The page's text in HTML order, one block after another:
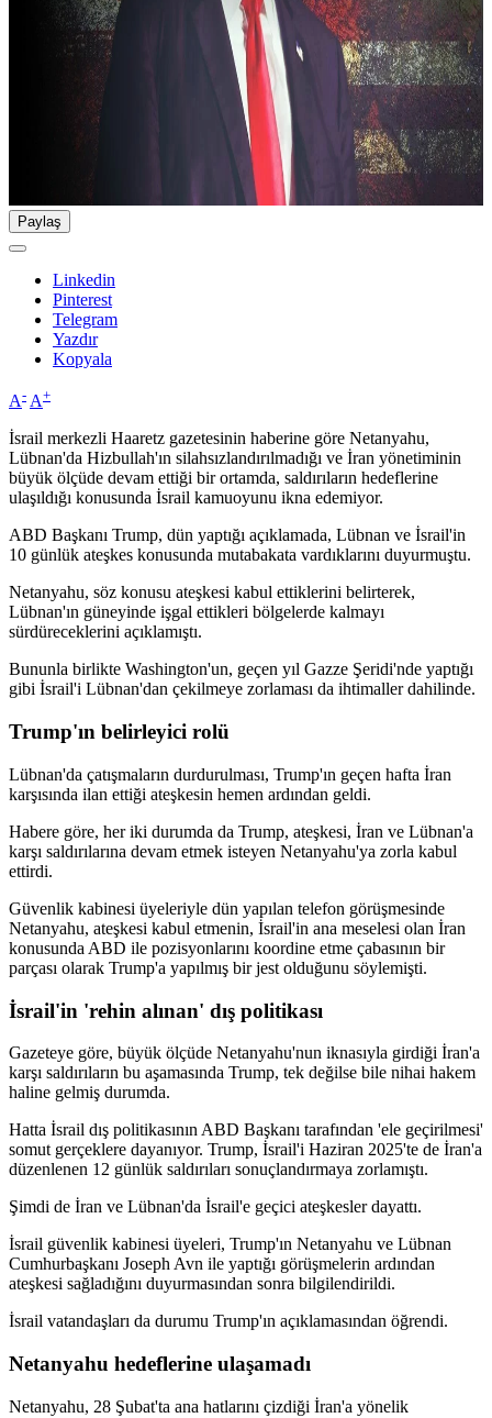
Paylaş
Linkedin
Pinterest
Telegram
Yazdır
Kopyala
A- A+
İsrail merkezli Haaretz gazetesinin haberine göre Netanyahu,
Lübnan'da Hizbullah'ın silahsızlandırılmadığı ve İran yönetiminin
büyük ölçüde devam ettiği bir ortamda, saldırıların hedeflerine
ulaşıldığı konusunda İsrail kamuoyunu ikna edemiyor.
ABD Başkanı Trump, dün yaptığı açıklamada, Lübnan ve İsrail'in
10 günlük ateşkes konusunda mutabakata vardıklarını duyurmuştu.
Netanyahu, söz konusu ateşkesi kabul ettiklerini belirterek,
Lübnan'ın güneyinde işgal ettikleri bölgelerde kalmayı
sürdüreceklerini açıklamıştı.
Bununla birlikte Washington'un, geçen yıl Gazze Şeridi'nde yaptığı
gibi İsrail'i Lübnan'dan çekilmeye zorlaması da ihtimaller dahilinde.
Trump'ın belirleyici rolü
Lübnan'da çatışmaların durdurulması, Trump'ın geçen hafta İran
karşısında ilan ettiği ateşkesin hemen ardından geldi.
Habere göre, her iki durumda da Trump, ateşkesi, İran ve Lübnan'a
karşı saldırılarına devam etmek isteyen Netanyahu'ya zorla kabul
ettirdi.
Güvenlik kabinesi üyeleriyle dün yapılan telefon görüşmesinde
Netanyahu, ateşkesi kabul etmenin, İsrail'in ana meselesi olan İran
konusunda ABD ile pozisyonlarını koordine etme çabasının bir
parçası olarak Trump'a yapılmış bir jest olduğunu söylemişti.
İsrail'in 'rehin alınan' dış politikası
Gazeteye göre, büyük ölçüde Netanyahu'nun iknasıyla girdiği İran'a
karşı saldırıların bu aşamasında Trump, tek değilse bile nihai hakem
haline gelmiş durumda.
Hatta İsrail dış politikasının ABD Başkanı tarafından 'ele geçirilmesi'
somut gerçeklere dayanıyor. Trump, İsrail'i Haziran 2025'te de İran'a
düzenlenen 12 günlük saldırıları sonuçlandırmaya zorlamıştı.
Şimdi de İran ve Lübnan'da İsrail'e geçici ateşkesler dayattı.
İsrail güvenlik kabinesi üyeleri, Trump'ın Netanyahu ve Lübnan
Cumhurbaşkanı Joseph Avn ile yaptığı görüşmelerin ardından
ateşkesi sağladığını duyurmasından sonra bilgilendirildi.
İsrail vatandaşları da durumu Trump'ın açıklamasından öğrendi.
Netanyahu hedeflerine ulaşamadı
Netanyahu, 28 Şubat'ta ana hatlarını çizdiği İran'a yönelik